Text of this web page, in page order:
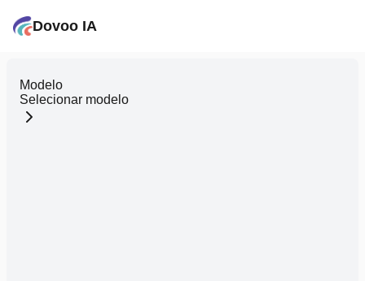
Dovoo IA
Modelo
Selecionar modelo